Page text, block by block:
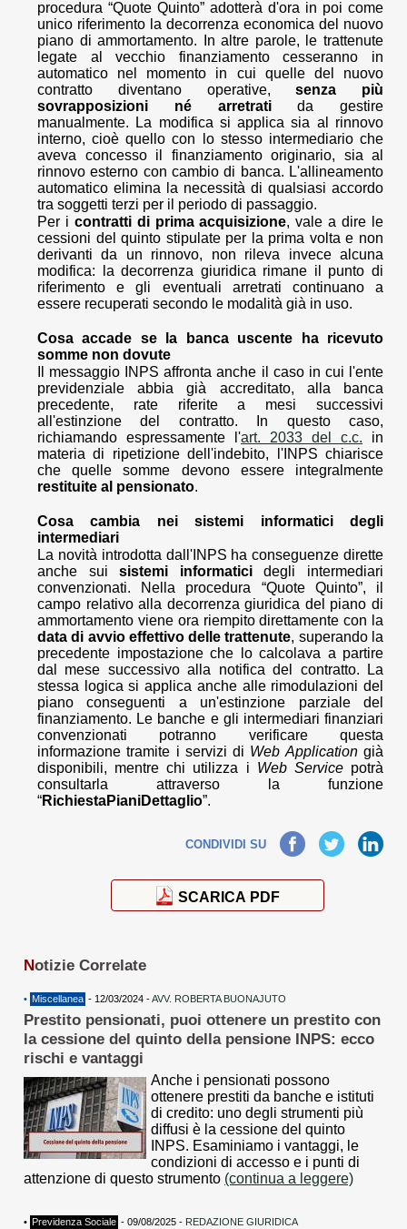
procedura “Quote Quinto” adotterà d'ora in poi come
unico riferimento la decorrenza economica del nuovo
piano di ammortamento. In altre parole, le trattenute
legate al vecchio finanziamento cesseranno in
automatico nel momento in cui quelle del nuovo
contratto diventano operative,senza più
sovrapposizioni né arretratida gestire
manualmente. La modifica si applica sia al rinnovo
interno, cioè quello con lo stesso intermediario che
aveva concesso il finanziamento originario, sia al
rinnovo esterno con cambio di banca. L'allineamento
automatico elimina la necessità di qualsiasi accordo
tra soggetti terzi per il periodo di passaggio.
Per i contratti di prima acquisizione, vale a dire le
cessioni del quinto stipulate per la prima volta e non
derivanti da un rinnovo, non rileva invece alcuna
modifica: la decorrenza giuridica rimane il punto di
riferimento e gli eventuali arretrati continuano a
essere recuperati secondo le modalità già in uso.
Cosa accade se la banca uscente ha ricevuto
somme non dovute
Il messaggio INPS affronta anche il caso in cui l'ente
previdenziale abbia già accreditato, alla banca
precedente, rate riferite a mesi successivi
all'estinzione del contratto. In questo caso,
richiamando espressamente l'art. 2033 del c.c. in
materia di ripetizione dell'indebito, l'INPS chiarisce
che quelle somme devono essere integralmente
restituite al pensionato.
Cosa cambia nei sistemi informatici degli
intermediari
La novità introdotta dall'INPS ha conseguenze dirette
anche suisistemi informaticidegli intermediari
convenzionati. Nella procedura “Quote Quinto”, il
campo relativo alla decorrenza giuridica del piano di
ammortamento viene ora riempito direttamente con la
data di avvio effettivo delle trattenute, superando la
precedente impostazione che lo calcolava a partire
dal mese successivo alla notifica del contratto. La
stessa logica si applica anche alle rimodulazioni del
piano conseguenti a un'estinzione parziale del
finanziamento. Le banche e gli intermediari finanziari
convenzionati potranno verificare questa
informazione tramite i servizi di Web Applicationgià
disponibili, mentre chi utilizza i Web Servicepotrà
consultarla attraverso la funzione
“RichiestaPianiDettaglio”.
CONDIVIDI SUFacebook TwitterLinkedIn
SCARICA PDF
Notizie Correlate
• Miscellanea - 12/03/2024 -AVV. ROBERTA BUONAJUTO
Prestito pensionati, puoi ottenere un prestito con
la cessione del quinto della pensione INPS: ecco
rischi e vantaggi
Anche i pensionati possono
ottenere prestiti da banche e istituti
di credito: uno degli strumenti più
diffusi è la cessione del quinto
INPS. Esaminiamo i vantaggi, le
condizioni di accesso e i punti di
attenzione di questo strumento (continua a leggere)
• Previdenza Sociale - 09/08/2025 - REDAZIONE GIURIDICA